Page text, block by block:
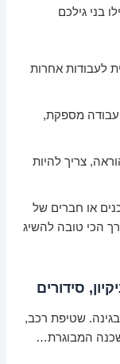
בני גילכם
לעבודות אחרות
מספקת,
צריך להיות
או חברים של
הכי טובה להשיג
שטיפת רכב,
המבוגרת…